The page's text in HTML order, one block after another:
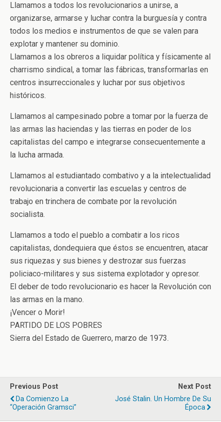
Llamamos a todos los revolucionarios a unirse, a
organizarse, armarse y luchar contra la burguesía y contra
todos los medios e instrumentos de que se valen para
explotar y mantener su dominio.
Llamamos a los obreros a liquidar política y físicamente al
charrismo sindical, a tomar las fábricas, transformarlas en
centros insurreccionales y luchar por sus objetivos
históricos.
Llamamos al campesinado pobre a tomar por la fuerza de
las armas las haciendas y las tierras en poder de los
capitalistas del campo e integrarse consecuentemente a
la lucha armada.
Llamamos al estudiantado combativo y a la intelectualidad
revolucionaria a convertir las escuelas y centros de
trabajo en trinchera de combate por la revolución
socialista.
Llamamos a todo el pueblo a combatir a los ricos
capitalistas, dondequiera que éstos se encuentren, atacar
sus riquezas y sus bienes y destrozar sus fuerzas
policiaco-militares y sus sistema explotador y opresor.
El deber de todo revolucionario es hacer la Revolución con
las armas en la mano.
¡Vencer o Morir!
PARTIDO DE LOS POBRES
Sierra del Estado de Guerrero, marzo de 1973.
Previous Post
Da Comienzo La
“Operación Gramsci”
Next Post
José Stalin. Un Hombre De Su
Época